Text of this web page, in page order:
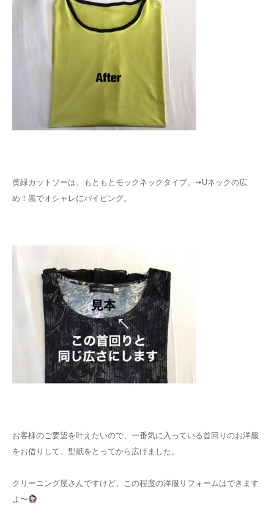
黄緑カットソーは、もともとモックネックタイプ。➙Uネックの広
め！黒でオシャレにパイピング。
お客様のご要望を叶えたいので、一番気に入っている首回りのお洋服
をお借りして、型紙をとってから広げました。
クリーニング屋さんですけど、この程度の洋服リフォームはできます
よ〜